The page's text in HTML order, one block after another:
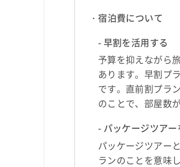
・宿泊費について
- 早割を活用する
予算を抑えながら
あります。早割プ
です。直前割プラ
のことで、部屋数
- パッケージツアー
パッケージツアー
ランのことを意味